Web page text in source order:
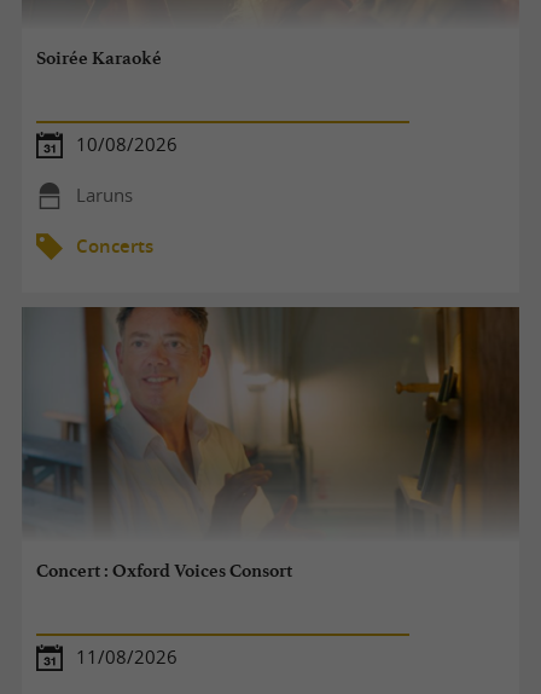
Soirée Karaoké
10/08/2026
Laruns
Concerts
Concert : Oxford Voices Consort
11/08/2026